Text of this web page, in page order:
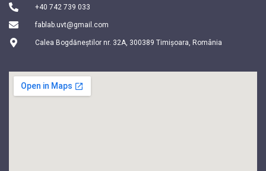
+40 742 739 033
fablab.uvt@gmail.com
Calea Bogdăneștilor nr. 32A, 300389 Timișoara, România